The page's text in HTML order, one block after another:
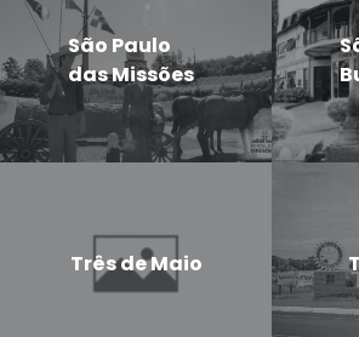
São Paulo
das Missões
Três de Maio